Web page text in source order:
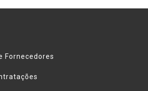
Fornecedores